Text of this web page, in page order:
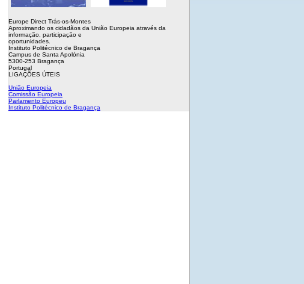
Europe Direct Trás-os-Montes
Aproximando os cidadãos da União Europeia através da
informação, participação e
oportunidades.
Instituto Politécnico de Bragança
Campus de Santa Apolónia
5300-253 Bragança
Portugal
LIGAÇÕES ÚTEIS
União Europeia
Comissão Europeia
Parlamento Europeu
Instituto Politécnico de Bragança